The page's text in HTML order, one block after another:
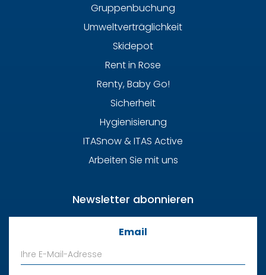
Gruppenbuchung
Umweltverträglichkeit
Skidepot
Rent in Rose
Renty, Baby Go!
Sicherheit
Hygienisierung
ITASnow & ITAS Active
Arbeiten Sie mit uns
Newsletter abonnieren
Email